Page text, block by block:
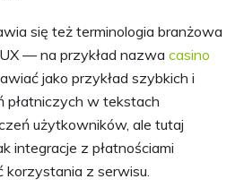
się też terminologia branżowa
— na przykład nazwa casino
jako przykład szybkich i
w tekstach
użytkowników, ale tutaj
integracje z płatnościami
korzystania z serwisu.